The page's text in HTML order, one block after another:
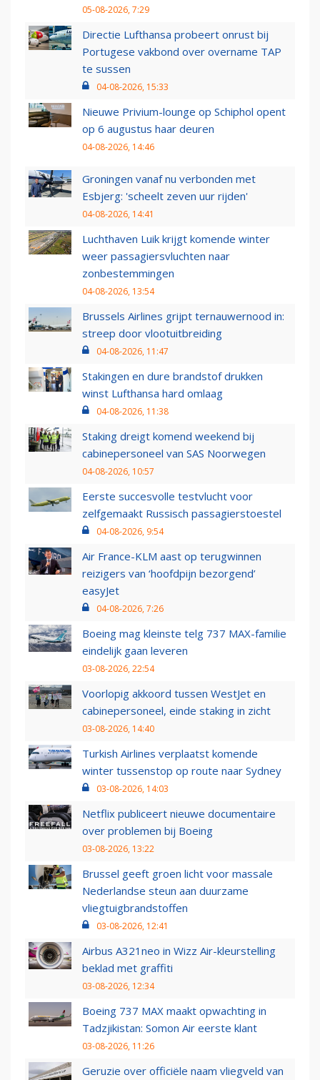
05-08-2026, 7:29
Directie Lufthansa probeert onrust bij
Portugese vakbond over overname TAP
te sussen
04-08-2026, 15:33
Nieuwe Privium-lounge op Schiphol opent
op 6 augustus haar deuren
04-08-2026, 14:46
Groningen vanaf nu verbonden met
Esbjerg: 'scheelt zeven uur rijden'
04-08-2026, 14:41
Luchthaven Luik krijgt komende winter
weer passagiersvluchten naar
zonbestemmingen
04-08-2026, 13:54
Brussels Airlines grijpt ternauwernood in:
streep door vlootuitbreiding
04-08-2026, 11:47
Stakingen en dure brandstof drukken
winst Lufthansa hard omlaag
04-08-2026, 11:38
Staking dreigt komend weekend bij
cabinepersoneel van SAS Noorwegen
04-08-2026, 10:57
Eerste succesvolle testvlucht voor
zelfgemaakt Russisch passagierstoestel
04-08-2026, 9:54
Air France-KLM aast op terugwinnen
reizigers van ‘hoofdpijn bezorgend’
easyJet
04-08-2026, 7:26
Boeing mag kleinste telg 737 MAX-familie
eindelijk gaan leveren
03-08-2026, 22:54
Voorlopig akkoord tussen WestJet en
cabinepersoneel, einde staking in zicht
03-08-2026, 14:40
Turkish Airlines verplaatst komende
winter tussenstop op route naar Sydney
03-08-2026, 14:03
Netflix publiceert nieuwe documentaire
over problemen bij Boeing
03-08-2026, 13:22
Brussel geeft groen licht voor massale
Nederlandse steun aan duurzame
vliegtuigbrandstoffen
03-08-2026, 12:41
Airbus A321neo in Wizz Air-kleurstelling
beklad met graffiti
03-08-2026, 12:34
Boeing 737 MAX maakt opwachting in
Tadzjikistan: Somon Air eerste klant
03-08-2026, 11:26
Geruzie over officiële naam vliegveld van